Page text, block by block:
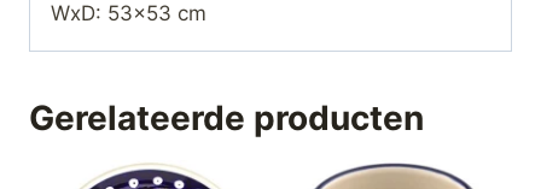
WxD: 53×53 cm
Gerelateerde producten